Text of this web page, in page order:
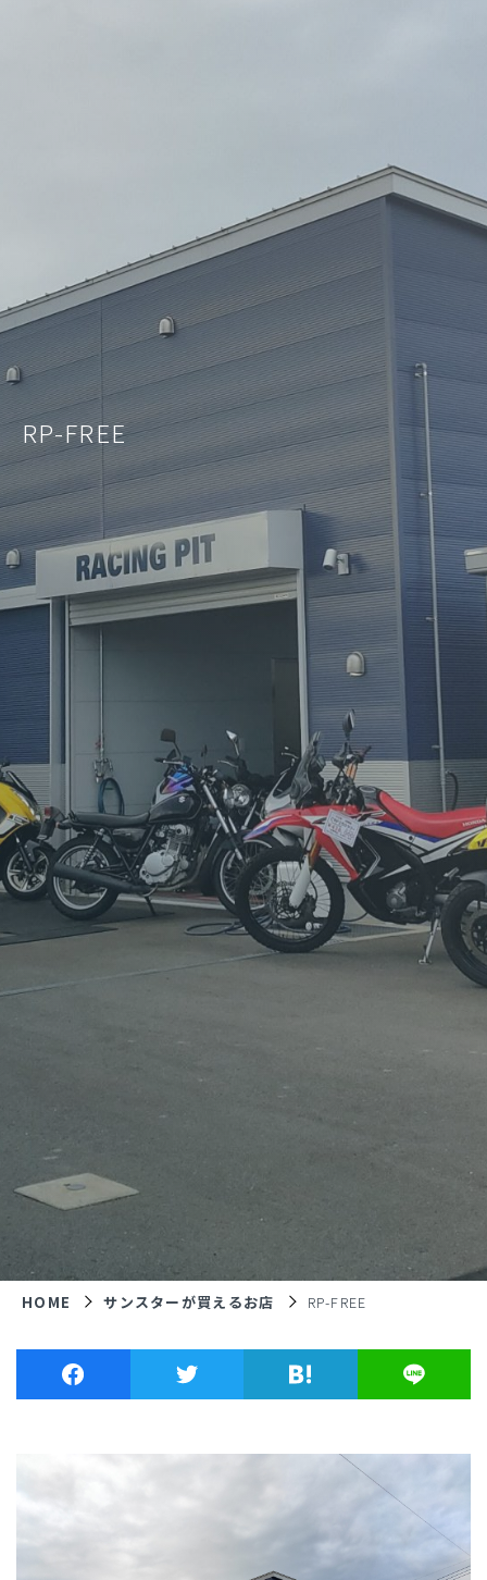
RP-FREE
HOME サンスターが買えるお店 RP-FREE